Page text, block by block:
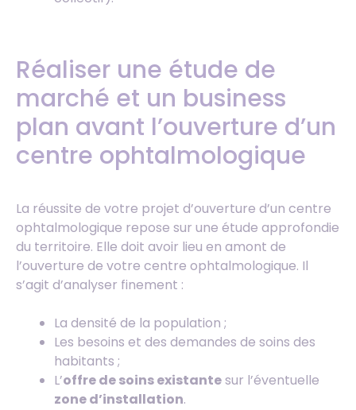
Réaliser une étude de
marché et un business
plan avant l’ouverture d’un
centre ophtalmologique
La réussite de votre projet d’ouverture d’un centre
ophtalmologique repose sur une étude approfondie
du territoire. Elle doit avoir lieu en amont de
l’ouverture de votre centre ophtalmologique. Il
s’agit d’analyser finement :
La densité de la population ;
Les besoins et des demandes de soins des
habitants ;
L’offre de soins existantesur l’éventuelle
zone d’installation.